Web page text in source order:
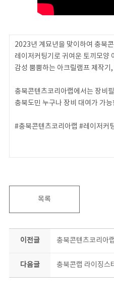
2023년 계묘년을 맞이하여 충북
레이저커팅기로 귀여운 토끼모양
감성 뿜뿜하는 아크릴램프 제작기
충북콘텐츠코리아랩에서는 장비
충북도민 누구나 장비 대여가 가
#충북콘텐츠코리아랩 #레이저커
목록
이전글
다음글 충북콘랩 라이징스